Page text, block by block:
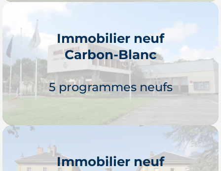
Je découvre
Immobilier neuf
Carbon-Blanc
5 programmes neufs
Immobilier neuf